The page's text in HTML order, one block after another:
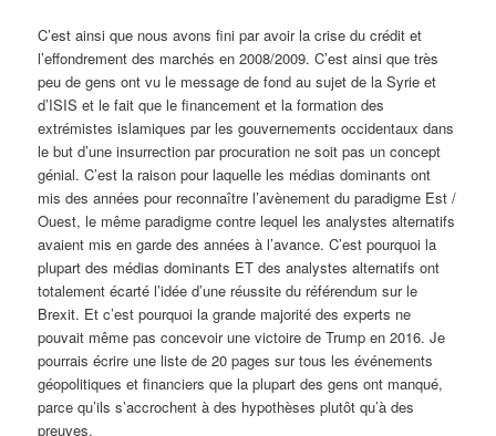
C’est ainsi que nous avons fini par avoir la crise du crédit et
l’effondrement des marchés en 2008/2009. C’est ainsi que très
peu de gens ont vu le message de fond au sujet de la Syrie et
d’ISIS et le fait que le financement et la formation des
extrémistes islamiques par les gouvernements occidentaux dans
le but d’une insurrection par procuration ne soit pas un concept
génial. C’est la raison pour laquelle les médias dominants ont
mis des années pour reconnaître l’avènement du paradigme Est /
Ouest, le même paradigme contre lequel les analystes alternatifs
avaient mis en garde des années à l’avance. C’est pourquoi la
plupart des médias dominants ET des analystes alternatifs ont
totalement écarté l’idée d’une réussite du référendum sur le
Brexit. Et c’est pourquoi la grande majorité des experts ne
pouvait même pas concevoir une victoire de Trump en 2016. Je
pourrais écrire une liste de 20 pages sur tous les événements
géopolitiques et financiers que la plupart des gens ont manqué,
parce qu’ils s’accrochent à des hypothèses plutôt qu’à des
preuves.